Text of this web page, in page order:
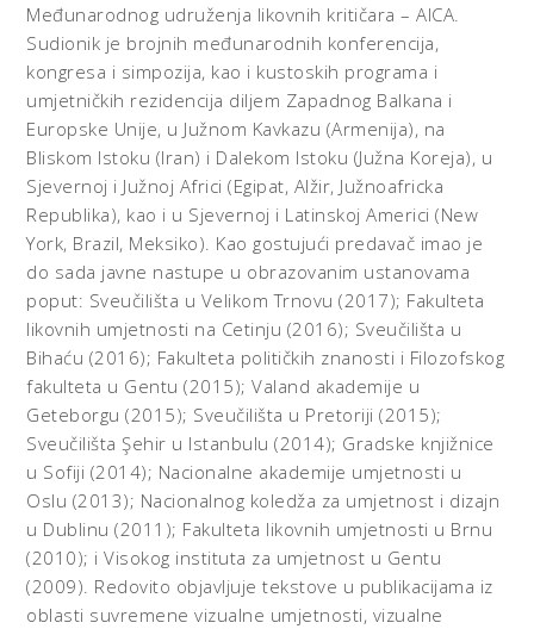
Međunarodnog udruženja likovnih kritičara – AICA.
Sudionik je brojnih međunarodnih konferencija,
kongresa i simpozija, kao i kustoskih programa i
umjetničkih rezidencija diljem Zapadnog Balkana i
Europske Unije, u Južnom Kavkazu (Armenija), na
Bliskom Istoku (Iran) i Dalekom Istoku (Južna Koreja), u
Sjevernoj i Južnoj Africi (Egipat, Alžir, Južnoafricka
Republika), kao i u Sjevernoj i Latinskoj Americi (New
York, Brazil, Meksiko). Kao gostujući predavač imao je
do sada javne nastupe u obrazovanim ustanovama
poput: Sveučilišta u Velikom Trnovu (2017); Fakulteta
likovnih umjetnosti na Cetinju (2016); Sveučilišta u
Bihaću (2016); Fakulteta političkih znanosti i Filozofskog
fakulteta u Gentu (2015); Valand akademije u
Geteborgu (2015); Sveučilišta u Pretoriji (2015);
Sveučilišta Şehir u Istanbulu (2014); Gradske knjižnice
u Sofiji (2014); Nacionalne akademije umjetnosti u
Oslu (2013); Nacionalnog koledža za umjetnost i dizajn
u Dublinu (2011); Fakulteta likovnih umjetnosti u Brnu
(2010); i Visokog instituta za umjetnost u Gentu
(2009). Redovito objavljuje tekstove u publikacijama iz
oblasti suvremene vizualne umjetnosti, vizualne